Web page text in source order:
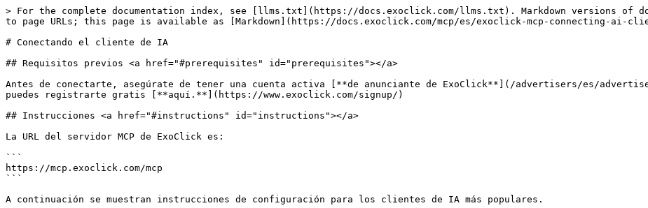
> For the complete documentation index, see [llms.txt](https://docs.exoclick.com/llms.txt). Markdown versions of
to page URLs; this page is available as [Markdown](https://docs.exoclick.com/mcp/es/exoclick-mcp-connecting-ai-
# Conectando el cliente de IA
## Requisitos previos <a href="#prerequisites" id="prerequisites"></a>
Antes de conectarte, asegúrate de tener una cuenta activa [**de anunciante de ExoClick**](/advertisers/es/
puedes registrarte gratis [**aquí.**](https://www.exoclick.com/signup/)
## Instrucciones <a href="#instructions" id="instructions"></a>
La URL del servidor MCP de ExoClick es:
```
https://mcp.exoclick.com/mcp
```
A continuación se muestran instrucciones de configuración para los clientes de IA más populares.